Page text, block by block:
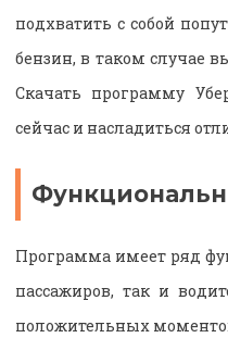
подхватить с собой
бензин, в таком случае
Скачать программу
сейчас и насладиться
Программа имеет ряд
пассажиров, так и
положительных